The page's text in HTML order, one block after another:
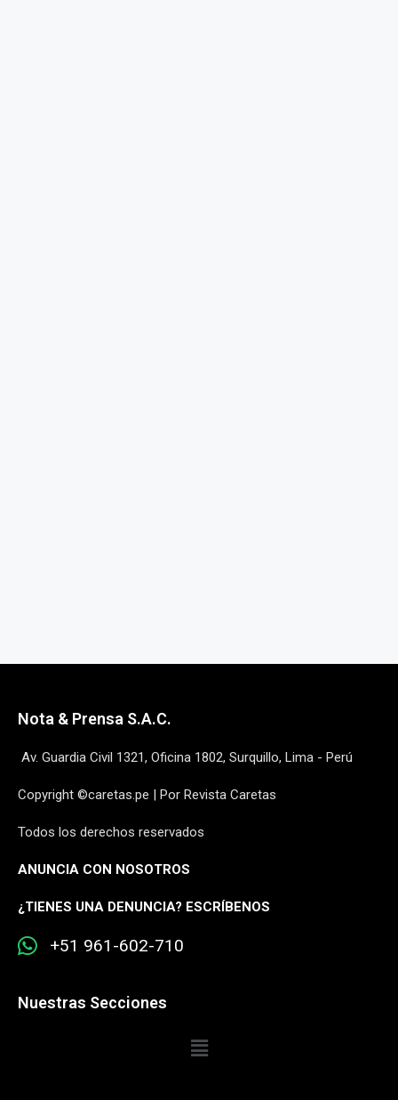
Nota & Prensa S.A.C.
Av. Guardia Civil 1321, Oficina 1802, Surquillo, Lima - Perú
Copyright ©caretas.pe | Por Revista Caretas
Todos los derechos reservados
ANUNCIA CON NOSOTROS
¿TIENES UNA DENUNCIA? ESCRÍBENOS
+51 961-602-710
Nuestras Secciones